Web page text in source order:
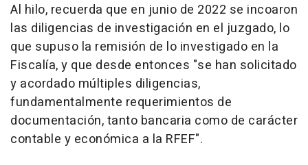
Al hilo, recuerda que en junio de 2022 se incoaron
las diligencias de investigación en el juzgado, lo
que supuso la remisión de lo investigado en la
Fiscalía, y que desde entonces "se han solicitado
y acordado múltiples diligencias,
fundamentalmente requerimientos de
documentación, tanto bancaria como de carácter
contable y económica a la RFEF".